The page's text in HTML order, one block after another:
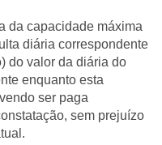
da capacidade máxima
diária correspondente
do valor da diária do
enquanto esta
ser paga
sem prejuízo